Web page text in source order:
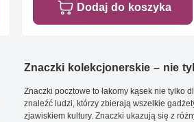
Dodaj do koszyka
Znaczki kolekcjonerskie – nie
Znaczki pocztowe to łakomy kąsek nie tylko
znaleźć ludzi, którzy zbierają wszelkie
zjawiskiem kultury. Znaczki ukazują się z